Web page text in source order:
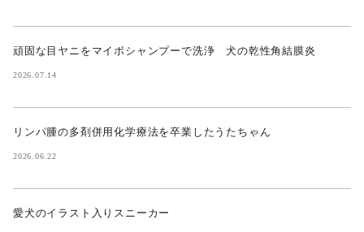
頑固な目ヤニをマイボシャンプーで洗浄 犬の乾性角結膜炎
2026.07.14
リンパ腫の多剤併用化学療法を卒業したうたちゃん
2026.06.22
愛犬のイラスト入りスニーカー